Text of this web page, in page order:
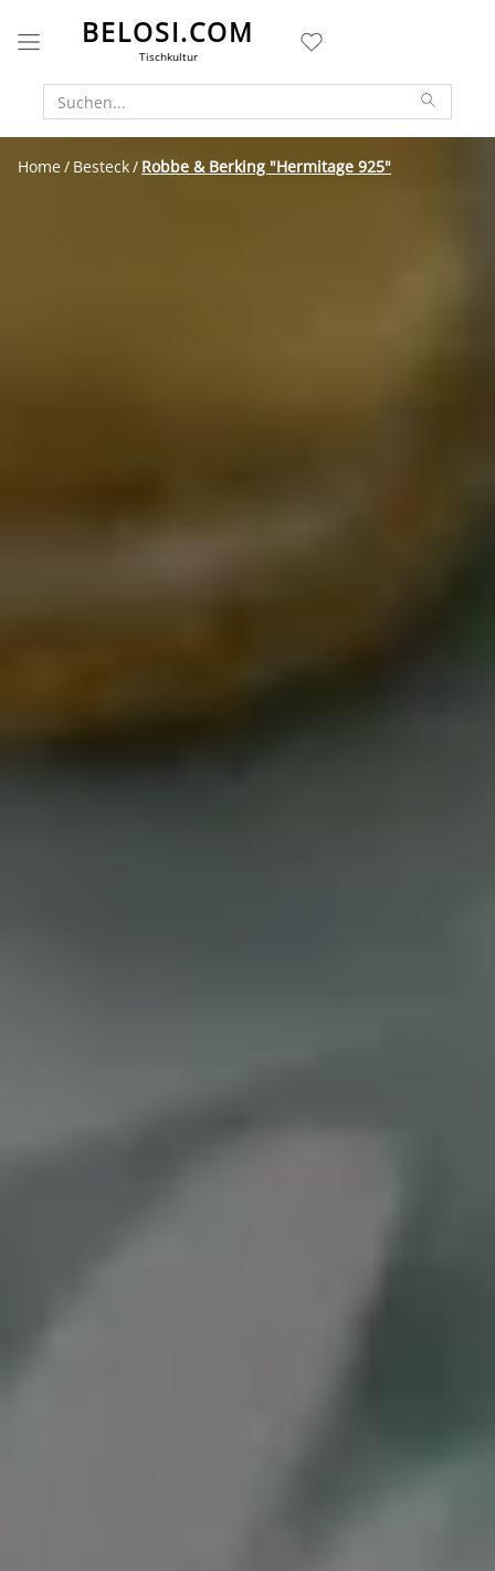
BELOSI.COM
Tischkultur
Home Besteck Robbe & Berking "Hermitage 925"